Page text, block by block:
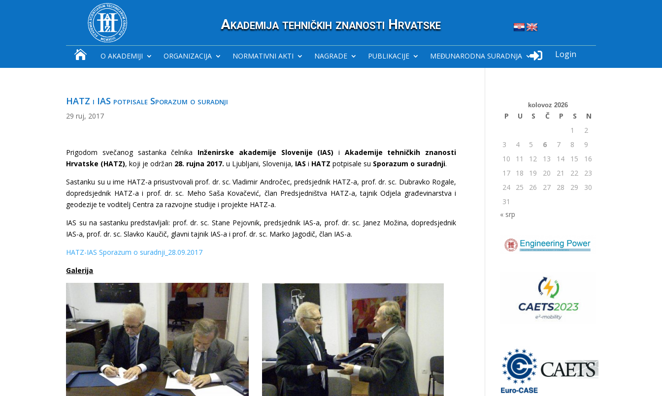
Akademija tehničkih znanosti Hrvatske
 O AKADEMIJI ORGANIZACIJA NORMATIVNI AKTI NAGRADE PUBLIKACIJE MEĐUNARODNA SURADNJA  Login
HATZ i IAS potpisale Sporazum o suradnji
29 ruj, 2017
Prigodom svečanog sastanka čelnika Inženirske akademije Slovenije (IAS) i Akademije tehničkih znanosti
Hrvatske (HATZ), koji je održan 28. rujna 2017.u Ljubljani, Slovenija, IAS i HATZ potpisale su Sporazum o suradnji.
Sastanku su u ime HATZ-a prisustvovali prof. dr. sc. Vladimir Andročec, predsjednik HATZ-a, prof. dr. sc. Dubravko Rogale,
dopredsjednik HATZ-a i prof. dr. sc. Meho Saša Kovačević, član Predsjedništva HATZ-a, tajnik Odjela građevinarstva i
geodezije te voditelj Centra za razvojne studije i projekte HATZ-a.
IAS su na sastanku predstavljali: prof. dr. sc. Stane Pejovnik, predsjednik IAS-a, prof. dr. sc. Janez Možina, dopredsjednik
IAS-a, prof. dr. sc. Slavko Kaučič, glavni tajnik IAS-a i prof. dr. sc. Marko Jagodič, član IAS-a.
HATZ-IAS Sporazum o suradnji_28.09.2017
Galerija
kolovoz 2026
P U S Č P S
N
1
2
3
4 5 6 7 8
9
10
11 12 13 14 15
16
17
18 19 20 21 22
23
24
25 26 27 28 29
30
31
« srp